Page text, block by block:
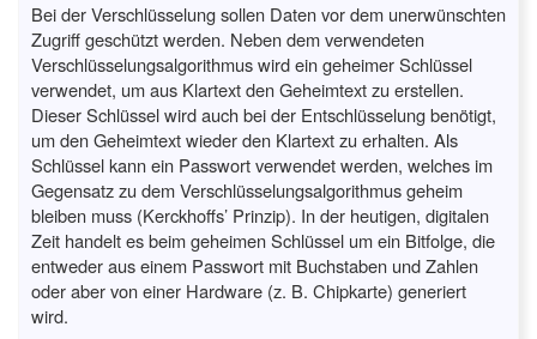
Bei der Verschlüsselung sollen Daten vor dem unerwünschten
Zugriff geschützt werden. Neben dem verwendeten
Verschlüsselungsalgorithmus wird ein geheimer Schlüssel
verwendet, um aus Klartext den Geheimtext zu erstellen.
Dieser Schlüssel wird auch bei der Entschlüsselung benötigt,
um den Geheimtext wieder den Klartext zu erhalten. Als
Schlüssel kann ein Passwort verwendet werden, welches im
Gegensatz zu dem Verschlüsselungsalgorithmus geheim
bleiben muss (Kerckhoffs’ Prinzip). In der heutigen, digitalen
Zeit handelt es beim geheimen Schlüssel um ein Bitfolge, die
entweder aus einem Passwort mit Buchstaben und Zahlen
oder aber von einer Hardware (z. B. Chipkarte) generiert
wird.